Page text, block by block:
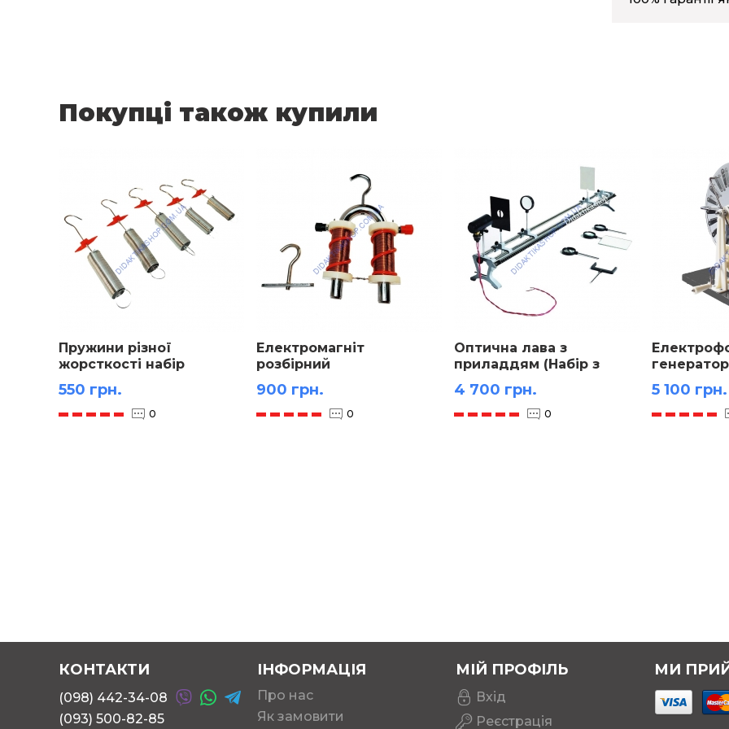
Покупці також купили
Пружини різної
жорсткості набір
550 грн.
0
Електромагніт
розбірний
підковоподібний
900 грн.
0
Оптична лава з
приладдям (Набір з
оптики настільний)
4 700 грн.
0
5 100 грн.
КОНТАКТИ
(098) 442-34-08
(093) 500-82-85
ІНФОРМАЦІЯ
Про нас
Як замовити
МІЙ ПРОФІЛЬ
Вхід
Реєстрація
МИ